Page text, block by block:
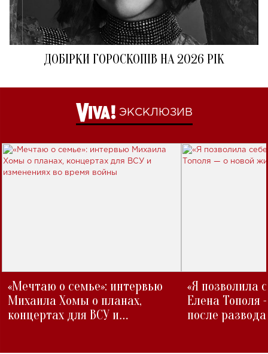
ДОБІРКИ ГОРОСКОПІВ НА 2026 РІК
ЭКСКЛЮЗИВ
«Мечтаю о семье»: интервью
Михаила Хомы о планах,
концертах для ВСУ и
«Я позволила
Елена Тополя
после развода